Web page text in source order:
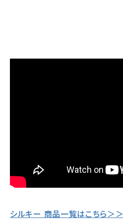
シルキー 商品一覧はこちら＞＞